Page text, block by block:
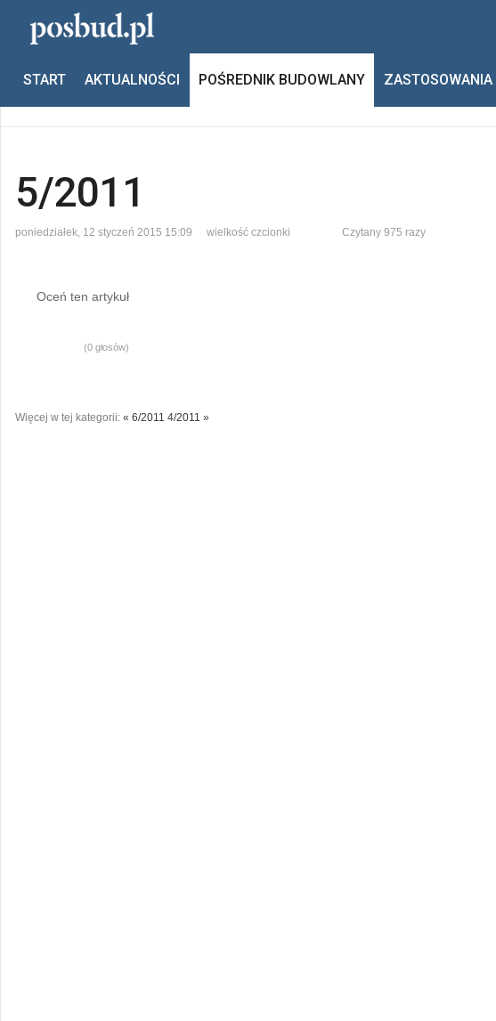
START AKTUALNOŚCI POŚREDNIK BUDOWLANY ZASTOSOWANIA
Jesteś tutaj: Start Pośrednik budowlany 5/2011
5/2011
poniedziałek, 12 styczeń 2015 15:09 wielkość czcionki Czytany 975 razy
Oceń ten artykuł
(0 głosów)
Więcej w tej kategorii: « 6/2011 4/2011 »